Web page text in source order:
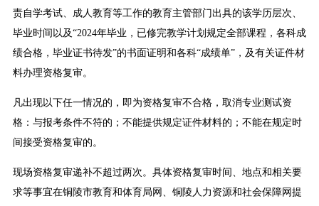
责自学考试、成人教育等工作的教育主管部门出具的该学历层次、
毕业时间以及“2024年毕业，已修完教学计划规定全部课程，各科成
绩合格，毕业证书待发”的书面证明和各科“成绩单”，及有关证件材
料办理资格复审。
凡出现以下任一情况的，即为资格复审不合格，取消专业测试资
格：与报考条件不符的；不能提供规定证件材料的；不能在规定时
间接受资格复审的。
现场资格复审递补不超过两次。具体资格复审时间、地点和相关要
求等事宜在铜陵市教育和体育局网、铜陵人力资源和社会保障网提